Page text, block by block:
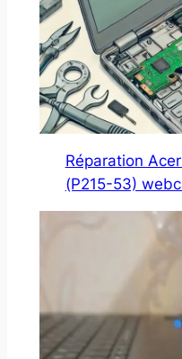
Réparation
(P215-53)